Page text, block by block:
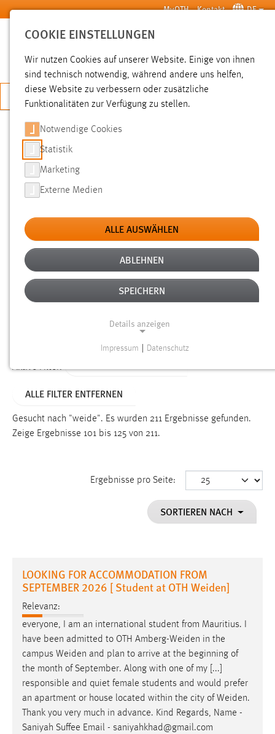
Zum Hauptinhalt springen MyOTH Kontakt DE
SUCHE
JETZT BEWERBEN
SUCHE
FILTER
Typ
Erstellungsdatum
Alter
Aktive Filter:
ALLE FILTER ENTFERNEN
Gesucht nach "weide". Es wurden 211 Ergebnisse gefunden.
Zeige Ergebnisse 101 bis 125 von 211.
Ergebnisse pro Seite:
SORTIEREN NACH
LOOKING FOR ACCOMMODATION FROM
SEPTEMBER 2026 [ Student at OTH Weiden]
Relevanz:
everyone, I am an international student from Mauritius. I
have been admitted to OTH Amberg-Weiden in the
campus Weiden and plan to arrive at the beginning of
the month of September. Along with one of my [...]
responsible and quiet female students and would prefer
an apartment or house located within the city ofWeiden.
Thank you very much in advance. Kind Regards, Name -
Saniyah Suffee Email - saniyahkhad@gmail.com
COOKIE EINSTELLUNGEN
Wir nutzen Cookies auf unserer Website. Einige von ihnen
sind technisch notwendig, während andere uns helfen,
diese Website zu verbessern oder zusätzliche
Funktionalitäten zur Verfügung zu stellen.
Notwendige Cookies
Statistik
Marketing
Externe Medien
ALLE AUSWÄHLEN
ABLEHNEN
SPEICHERN
Details anzeigen
Funktionen und sind für die einwandfreie Funktion der
Einverständnis
cookie_consent
Dieser Cookie speichert die ausgewählten Einverständnis-
Name:
staticfilecache
Zweck:
Für performante Seitenauslieferung wird in diesem Cookie
gespeichert, ob man eingeloggt ist.
Sprachpräferenz
Impressum Datenschutz